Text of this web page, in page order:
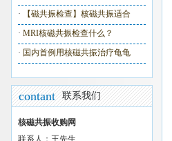
·
【磁共振检查】核磁共振适合
· MRI核磁共振检查什么？
· 国内首例用核磁共振治疗龟龟
contant 联系我们
核磁共振收购网
联系人：王先生